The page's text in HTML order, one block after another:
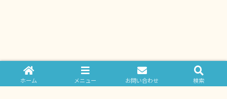
ホーム メニュー お問い合わせ 検索